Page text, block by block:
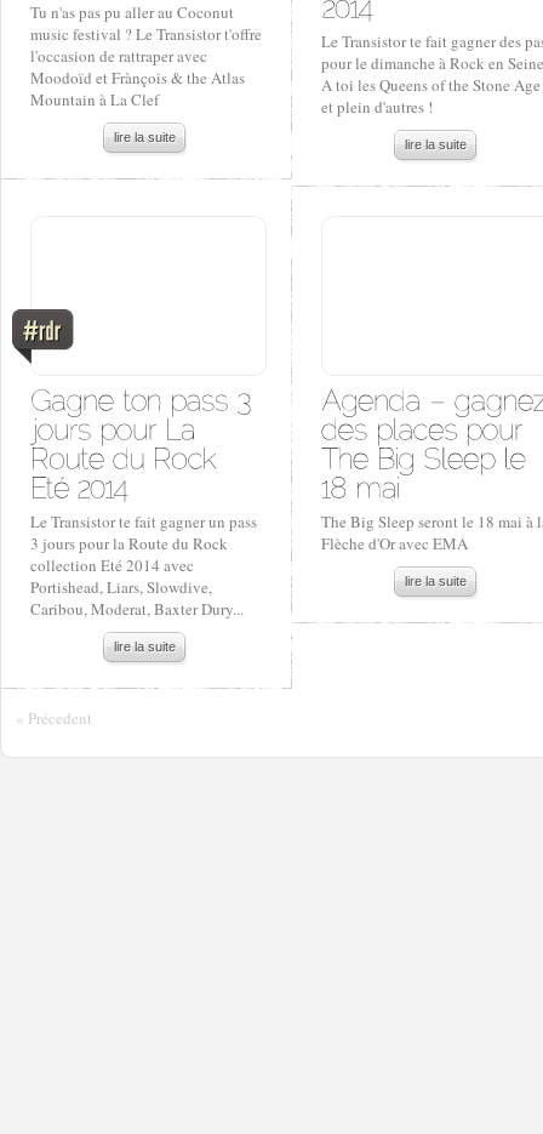
Tu n'as pas pu aller au Coconut
music festival ? Le Transistor t'offre
l'occasion de rattraper avec
Moodoïd et Frànçois & the Atlas
Mountain à La Clef
lire la suite
Le Transistor te fait gagner des
pour le dimanche à Rock en
A toi les Queens of the Stone Age
et plein d'autres !
lire la suite
Le Transistor te fait gagner un pass
3 jours pour la Route du Rock
collection Eté 2014 avec
Portishead, Liars, Slowdive,
Caribou, Moderat, Baxter Dury...
lire la suite
The Big Sleep seront le 18 mai à
Flèche d'Or avec EMA
lire la suite
« Précedent